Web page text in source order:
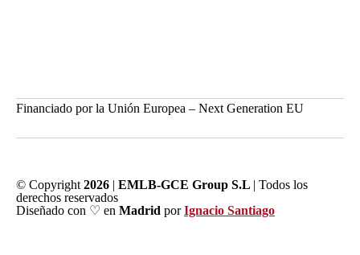
Financiado por la Unión Europea – Next Generation EU
© Copyright 2026 | EMLB-GCE Group S.L | Todos los
derechos reservados
Diseñado con ♡ en Madrid porIgnacio Santiago